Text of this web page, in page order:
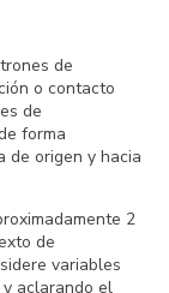
de
o contacto
de
forma
de origen y hacia
2
de
variables
aclarando el